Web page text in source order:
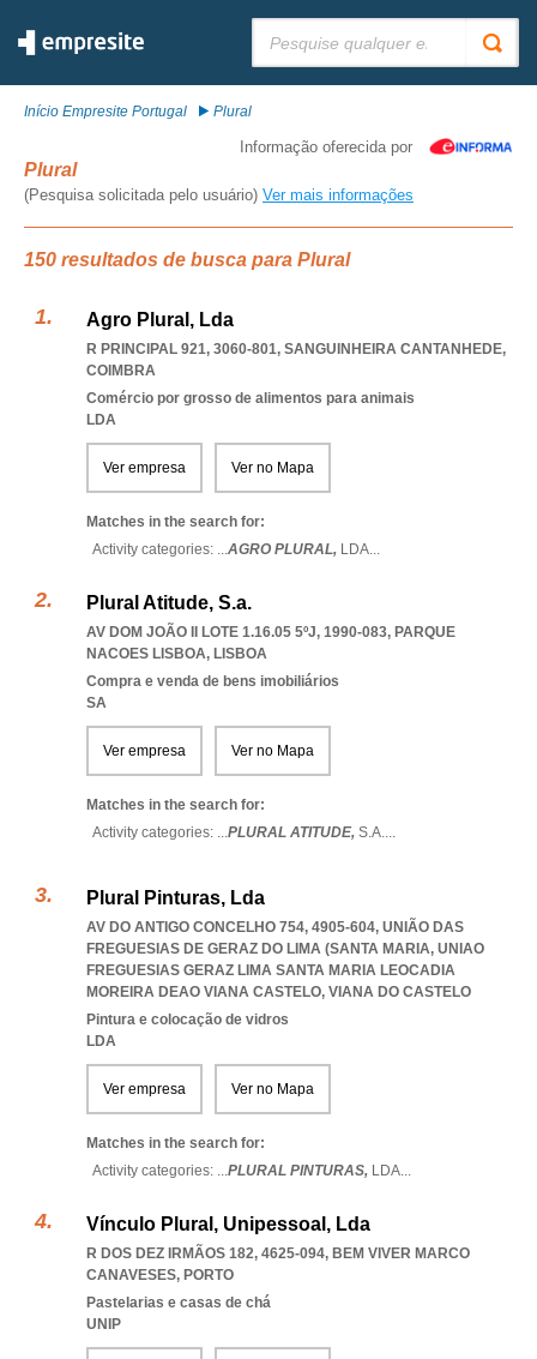
Início Empresite Portugal Plural
Informação oferecida por
Plural
(Pesquisa solicitada pelo usuário) Ver mais informações
150 resultados de busca para Plural
Agro Plural, Lda
R PRINCIPAL 921, 3060-801, SANGUINHEIRA CANTANHEDE,
COIMBRA
Comércio por grosso de alimentos para animais
LDA
Ver empresa Ver no Mapa
Matches in the search for:
Activity categories: ...AGRO PLURAL, LDA...
Plural Atitude, S.a.
AV DOM JOÃO II LOTE 1.16.05 5ºJ, 1990-083, PARQUE
NACOES LISBOA, LISBOA
Compra e venda de bens imobiliários
SA
Ver empresa Ver no Mapa
Matches in the search for:
Activity categories: ...PLURAL ATITUDE, S.A....
Plural Pinturas, Lda
AV DO ANTIGO CONCELHO 754, 4905-604, UNIÃO DAS
FREGUESIAS DE GERAZ DO LIMA (SANTA MARIA, UNIAO
FREGUESIAS GERAZ LIMA SANTA MARIA LEOCADIA
MOREIRA DEAO VIANA CASTELO, VIANA DO CASTELO
Pintura e colocação de vidros
LDA
Ver empresa Ver no Mapa
Matches in the search for:
Activity categories: ...PLURAL PINTURAS, LDA...
Vínculo Plural, Unipessoal, Lda
R DOS DEZ IRMÃOS 182, 4625-094, BEM VIVER MARCO
CANAVESES, PORTO
Pastelarias e casas de chá
UNIP